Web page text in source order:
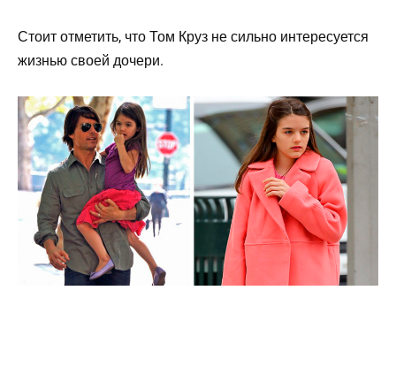
Стоит отметить, что Том Круз не сильно интересуется
жизнью своей дочери.